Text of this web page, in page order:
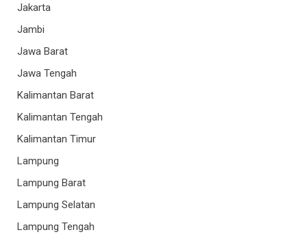
Jakarta
Jambi
Jawa Barat
Jawa Tengah
Kalimantan Barat
Kalimantan Tengah
Kalimantan Timur
Lampung
Lampung Barat
Lampung Selatan
Lampung Tengah